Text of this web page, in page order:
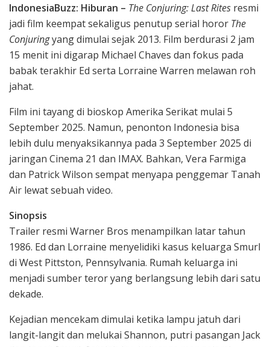
IndonesiaBuzz: Hiburan – The Conjuring: Last Rites resmi
jadi film keempat sekaligus penutup serial horor The
Conjuringyang dimulai sejak 2013. Film berdurasi 2 jam
15 menit ini digarap Michael Chaves dan fokus pada
babak terakhir Ed serta Lorraine Warren melawan roh
jahat.
Film ini tayang di bioskop Amerika Serikat mulai 5
September 2025. Namun, penonton Indonesia bisa
lebih dulu menyaksikannya pada 3 September 2025 di
jaringan Cinema 21 dan IMAX. Bahkan, Vera Farmiga
dan Patrick Wilson sempat menyapa penggemar Tanah
Air lewat sebuah video.
Sinopsis
Trailer resmi Warner Bros menampilkan latar tahun
1986. Ed dan Lorraine menyelidiki kasus keluarga Smurl
di West Pittston, Pennsylvania. Rumah keluarga ini
menjadi sumber teror yang berlangsung lebih dari satu
dekade.
Kejadian mencekam dimulai ketika lampu jatuh dari
langit-langit dan melukai Shannon, putri pasangan Jack